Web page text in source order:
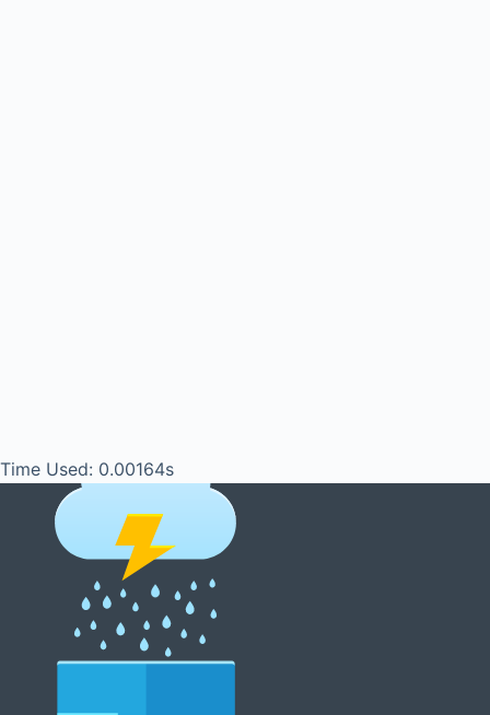
Time Used: 0.00164s